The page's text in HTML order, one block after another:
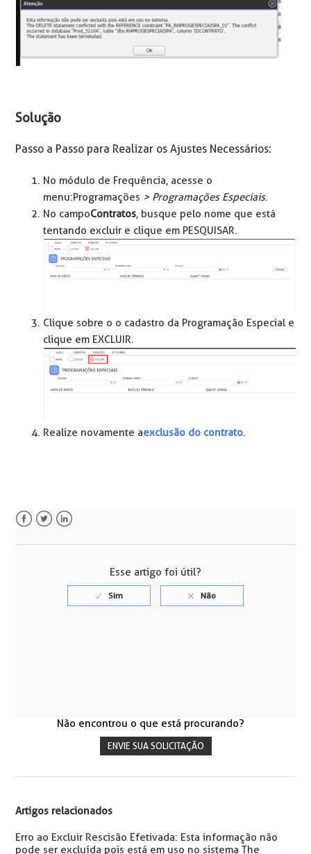
Solução
Passo a Passo para Realizar os Ajustes Necessários:
No módulo de Frequência, acesse o
menu: Programações > Programações Especiais.
No campoContratos, busque pelo nome que está
tentando excluir e clique em PESQUISAR.
Clique sobre o o cadastro da Programação Especial e
clique em EXCLUIR.
Realize novamente aexclusão do contrato.
Esse artigo foi útil?
Não encontrou o que está procurando?
ENVIE SUA SOLICITAÇÃO
Artigos relacionados
Erro ao Excluir Rescisão Efetivada: Esta informação não
pode ser excluída pois está em uso no sistema The